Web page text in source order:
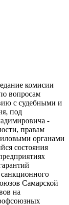
комисии
вопросам
с судебными и
под
-
правам
органами
состояния
Самарской
на